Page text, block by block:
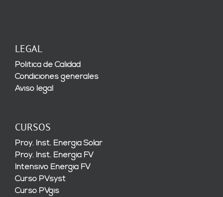
LEGAL
Política de Calidad
Condiciones generales
Aviso legal
CURSOS
Proy. Inst. Energía Solar
Proy. Inst. Energía FV
Intensivo Energía FV
Curso PVsyst
Curso PVgis